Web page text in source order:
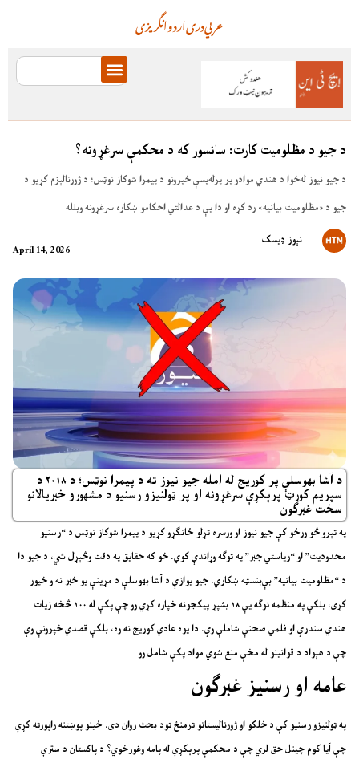
انگریزیاردودریعربي
د جیو د مظلومیت کارت: سانسور که د محکمې سرغړونه؟
د جیو نیوز له‌خوا د هندي موادو پر پرله‌پسې خپرونو د پیمرا شوکاز نوټس؛ د ژورنالېزم کړیو د
جیو د «مظلومیت بیانیه» رد کړه او دا یې د عدالتي احکامو ښکاره سرغړونه وبلله
April 14, 2026
نېوز ډیسک
د آشا بھوسلې پر کوریج له امله جیو نیوز ته د پیمرا نوټس؛ د ۲۰۱۸ د
سپریم کورټ پرېکړې سرغړونه او پر ټولنیزو رسنیو د مشهورو خبریالانو
سخت غبرګون
په تېرو څو ورځو کې جیو نیوز او ورسره تړلو ځانګړو کړیو د پیمرا شوکاز نوټس د “رسنیو
محدودیت” او “ریاستي جبر” په توګه وړاندې کوي. خو که حقایق په دقت وڅېړل شي، د جیو دا
د “مظلومیت بیانیه” بې‌بنسټه ښکاري. جیو یوازې د آشا بھوسلې د مړینې یو خبر نه و خپور
کړی، بلکې په منظمه توګه یې ۱۸ بشپړ پیکجونه خپاره کړي وو چې پکې له ۱۰۰ څخه زیات
هندي سندرې او فلمي صحنې شاملې وې. دا یوه عادي کوریج نه وه، بلکې قصدي خپرونې وې
چې د هېواد د قوانینو له مخې منع شوي مواد پکې شامل وو
عامه او رسنیز غبرګون
په ټولنیزو رسنیو کې د خلکو او ژورنالیستانو ترمنځ تود بحث روان دی. ځینو پوښتنه راپورته کړې
چې آیا کوم چینل حق لري چې د محکمې پرېکړې له پامه وغورځوي؟ د پاکستان د سترې